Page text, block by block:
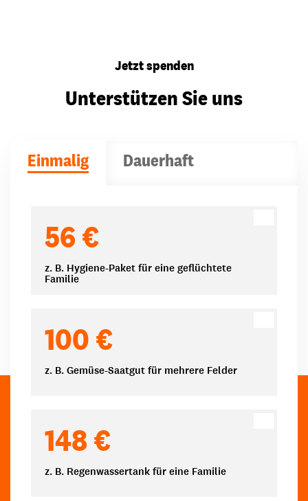
Jetzt spenden
Unterstützen Sie uns
Einmalig Dauerhaft
56 €
z. B. Hygiene-Paket für eine geflüchtete
Familie
100 €
z. B. Gemüse-Saatgut für mehrere Felder
148 €
z. B. Regenwassertank für eine Familie